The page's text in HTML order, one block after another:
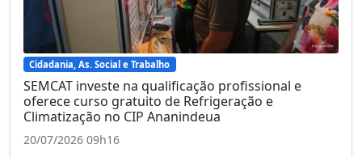
Cidadania, As. Social e Trabalho
SEMCAT investe na qualificação profissional e
oferece curso gratuito de Refrigeração e
Climatização no CIP Ananindeua
20/07/2026 09h16